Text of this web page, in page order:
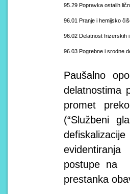
95.29 Popravka ostalih
96.01 Pranje i hemijsko
96.02 Delatnost frizerskih
96.03 Pogrebne i srodne
Paušalno
delatnostima
promet
(“Službeni
postupe na
prestanka